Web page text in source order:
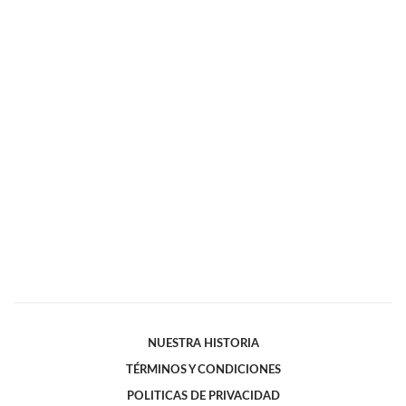
NUESTRA HISTORIA
TÉRMINOS Y CONDICIONES
POLITICAS DE PRIVACIDAD